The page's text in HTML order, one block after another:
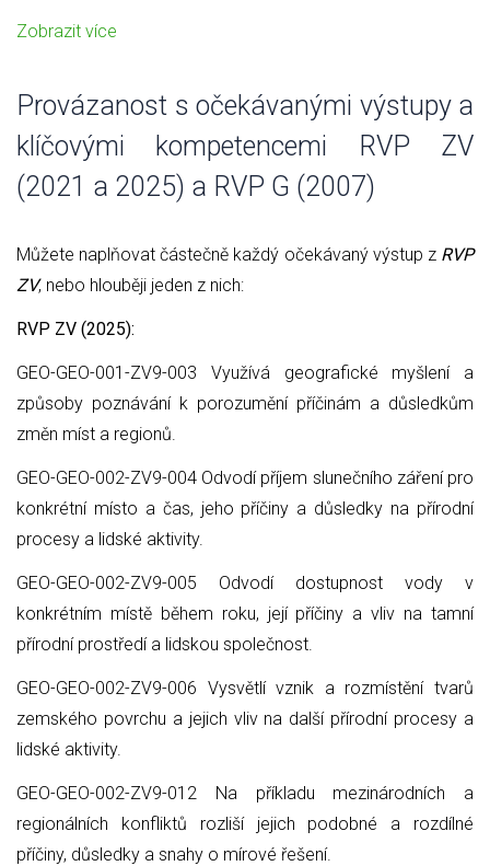
Zobrazit více
Provázanost s očekávanými výstupy a
klíčovými kompetencemi RVP ZV
(2021 a 2025) a RVP G (2007)
Můžete naplňovat částečně každý očekávaný výstup z RVP
ZV, nebo hlouběji jeden z nich:
RVP ZV (2025):
GEO-GEO-001-ZV9-003 Využívá geografické myšlení a
způsoby poznávání k porozumění příčinám a důsledkům
změn míst a regionů.
GEO-GEO-002-ZV9-004 Odvodí příjem slunečního záření pro
konkrétní místo a čas, jeho příčiny a důsledky na přírodní
procesy a lidské aktivity.
GEO-GEO-002-ZV9-005 Odvodí dostupnost vody v
konkrétním místě během roku, její příčiny a vliv na tamní
přírodní prostředí a lidskou společnost.
GEO-GEO-002-ZV9-006 Vysvětlí vznik a rozmístění tvarů
zemského povrchu a jejich vliv na další přírodní procesy a
lidské aktivity.
GEO-GEO-002-ZV9-012 Na příkladu mezinárodních a
regionálních konfliktů rozliší jejich podobné a rozdílné
příčiny, důsledky a snahy o mírové řešení.